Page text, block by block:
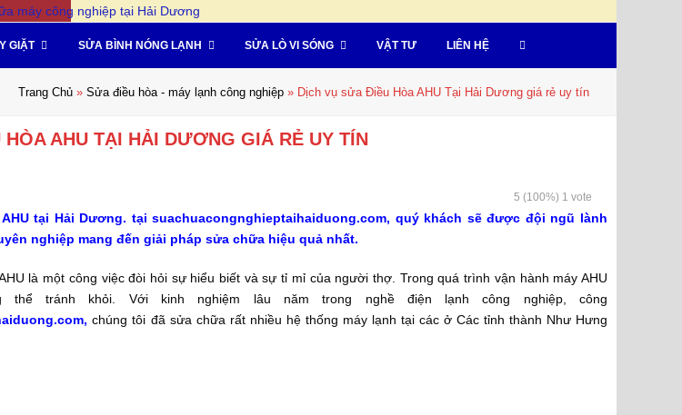
GIẶT SỬA BÌNH NÓNG LẠNH SỬA LÒ VI SÓNG VẬT TƯ LIÊN HỆ
Trang Chủ » Sửa điều hòa - máy lạnh công nghiệp » Dịch vụ sửa Điều Hòa AHU Tại Hải Dương giá rẻ uy tín
AHU TẠI HẢI DƯƠNG GIÁ RẺ UY TÍN
5 (100%) 1 vote
tại Hải Dương. tại suachuacongnghieptaihaiduong.com, quý khách sẽ được đội ngũ lành
nghiệp mang đến giải pháp sửa chữa hiệu quả nhất.
là một công việc đòi hỏi sự hiểu biết và sự tỉ mỉ của người thợ. Trong quá trình vận hành máy AHU
thể tránh khỏi. Với kinh nghiệm lâu năm trong nghề điện lạnh công nghiệp, công
chúng tôi đã sửa chữa rất nhiều hệ thống máy lạnh tại các ở Các tỉnh thành Như Hưng